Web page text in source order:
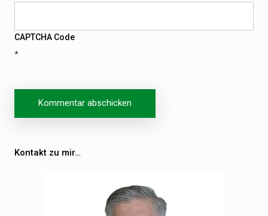
CAPTCHA Code
*
Beitragsnavigation
Kontakt zu mir…